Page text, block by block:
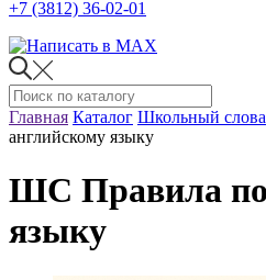
+7 (3812) 36-02-01
Главная Каталог Школьный
английскому языку
ШС Правила по
языку